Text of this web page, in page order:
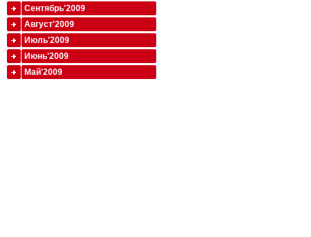
Сентябрь'2009
Август'2009
Июль'2009
Июнь'2009
Май'2009